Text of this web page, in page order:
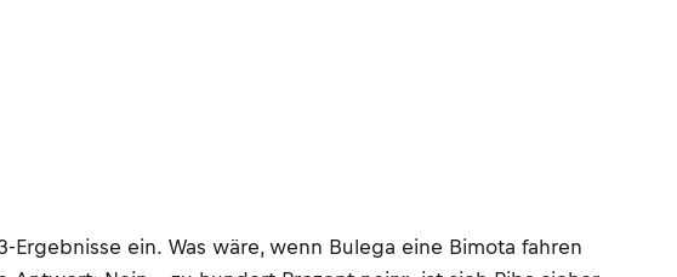
ein. Was wäre, wenn Bulega eine Bimota fahren